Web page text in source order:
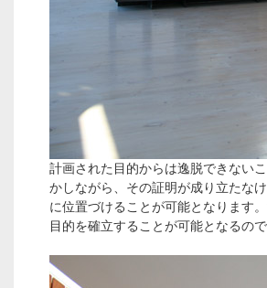
計画された目的からは逸脱できない
かしながら、その証明が成り立たな
に位置づけることが可能となります
目的を確立することが可能となるので